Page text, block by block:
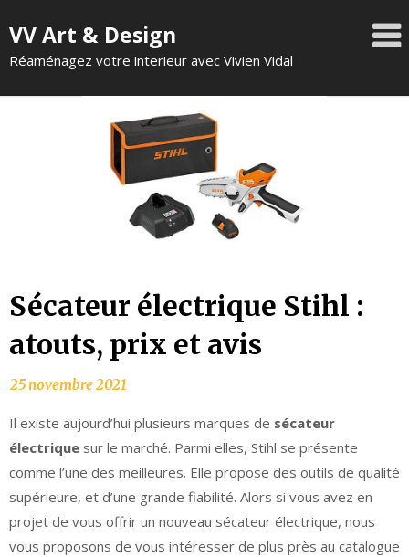
VV Art & Design
Réaménagez votre interieur avec Vivien Vidal
Sécateur électrique Stihl :
atouts, prix et avis
Il existe aujourd’hui plusieurs marques de sécateur
électrique sur le marché. Parmi elles, Stihl se présente
comme l’une des meilleures. Elle propose des outils de qualité
supérieure, et d’une grande fiabilité. Alors si vous avez en
projet de vous offrir un nouveau sécateur électrique, nous
vous proposons de vous intéresser de plus près au catalogue